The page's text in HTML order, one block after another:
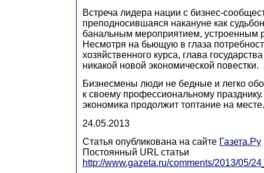
Встреча лидера нации с бизнес-
преподносившаяся накануне как
банальным мероприятием, устроенным
Несмотря на бьющую в глаза
хозяйственного курса, глава
никакой новой экономической повестки.
Бизнесмены люди не бедные и легко
к своему профессиональному
экономика продолжит топтание на месте.
24.05.2013
Статья опубликована на сайте Газета.Ру
Постоянный URL статьи
http://www.gazeta.ru/comments/2013/05/